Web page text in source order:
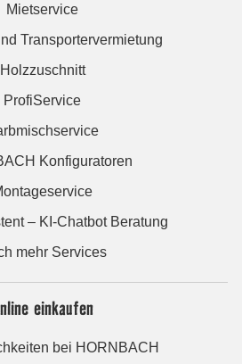
Mietservice
Transportervermietung
Holzzuschnitt
ProfiService
Konfiguratoren
– KI-Chatbot Beratung
mehr Services
einkaufen
bei HORNBACH